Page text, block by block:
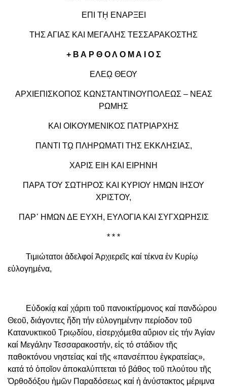
ΕΠΙ Τῌ ΕΝΑΡΞΕΙ
ΤΗΣ ΑΓΙΑΣ ΚΑΙ ΜΕΓΑΛΗΣ ΤΕΣΣΑΡΑΚΟΣΤΗΣ
+ Β Α Ρ Θ Ο Λ Ο Μ Α Ι Ο Σ
ΕΛΕῼ ΘΕΟΥ
ΑΡΧΙΕΠΙΣΚΟΠΟΣ ΚΩΝΣΤΑΝΤΙΝΟΥΠΟΛΕΩΣ – ΝΕΑΣ
ΡΩΜΗΣ
ΚΑΙ ΟΙΚΟΥΜΕΝΙΚΟΣ ΠΑΤΡΙΑΡΧΗΣ
ΠΑΝΤΙ Τῼ ΠΛΗΡΩΜΑΤΙ ΤΗΣ ΕΚΚΛΗΣΙΑΣ,
ΧΑΡΙΣ ΕΙΗ ΚΑΙ ΕΙΡΗΝΗ
ΠΑΡΑ ΤΟΥ ΣΩΤΗΡΟΣ ΚΑΙ ΚΥΡΙΟΥ ΗΜΩΝ ΙΗΣΟΥ
ΧΡΙΣΤΟΥ,
ΠΑΡ᾿ HΜΩΝ ΔΕ ΕΥΧΗ, ΕΥΛΟΓΙΑ ΚΑΙ ΣΥΓΧΩΡΗΣΙΣ
* * *
Τιμιώτατοι ἀδελφοί Ἀρχιερεῖς καί τέκνα ἐν Κυρίῳ
εὐλογημένα,
Εὐδοκίᾳ καί χάριτι τοῦ πανοικτίρμονος καί πανδώρου
Θεοῦ, διάγοντες ἤδη τήν εὐλογημένην περίοδον τοῦ
Κατανυκτικοῦ Τριῳδίου, εἰσερχόμεθα αὔριον εἰς τήν Ἁγίαν
καί Μεγάλην Τεσσαρακοστήν, εἰς τό στάδιον τῆς
παθοκτόνου νηστείας καί τῆς «πανσέπτου ἐγκρατείας»,
κατά τό ὁποῖον ἀποκαλύπτεται τό βάθος τοῦ πλούτου τῆς
Ὀρθοδόξου ἡμῶν Παραδόσεως καί ἡ ἀνύστακτος μέριμνα